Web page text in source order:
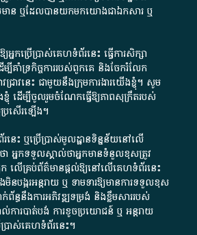
មាន​ ឬ​ដែល​បាន​យក​មក​យោង​ជា​ឯកសារ​ ឬ​
កប្រើប្រាស់គេហទំព័រនេះ ធ្វើការសិក្សា
ម្បីគាំទ្រកិច្ចការ​របស់ពួកគេ និងចែករំលែក
រាវនេះ ជាមួយនឹងក្រុមការងារយើងខ្ញុំ។ សូម
ញុំ ដើម្បីចូលរួមចំណែកធ្វើឱ្យភាពសុក្រឹតរបស់
រសើរឡើង។
េះ ឬប្រើប្រាស់មូលដ្ឋានទិន្នន័យនៅលើ
អ្នកទទួលស្គាល់ថាអ្នកមានទំនួលខុសត្រូវ
ក លើគ្រប់ព័ត៌មានផ្តល់ឱ្យនៅលើគេហទំព័រនេះ
បង្ករអន្តរាយ ឬ ទាមទារ​ឱ្យមានការទទួលខុស​
ព័ន្ធនឹងការអភិវឌ្ឍទម្រង់ និងខ្លឹមសាររបស់
ការបាត់បង់ ការខូចប្រយោជន៍ ឬ អន្តរាយ
រាស់គេហទំព័រនេះ។